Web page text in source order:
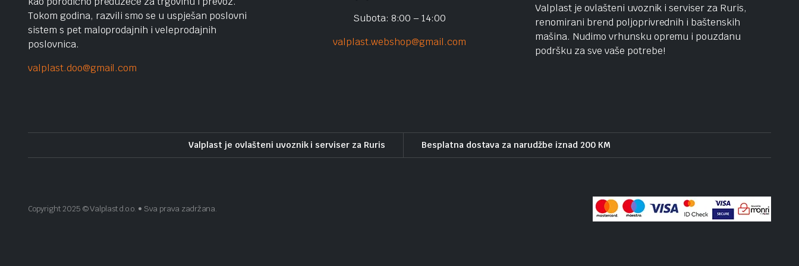
Tokom godina, razvili smo se u uspješan poslovni
sistem s pet maloprodajnih i veleprodajnih
poslovnica.
valplast.doo@gmail.com
Subota: 8:00 – 14:00
valplast.webshop@gmail.com
Valplast je ovlašteni uvoznik i serviser za Ruris,
renomirani brend poljoprivrednih i baštenskih
mašina. Nudimo vrhunsku opremu i pouzdanu
podršku za sve vaše potrebe!
Valplast je ovlašteni uvoznik i serviser za Ruris Besplatna dostava za narudžbe iznad 200 KM
Copyright 2025 © Valplast d.o.o. • Sva prava zadržana.